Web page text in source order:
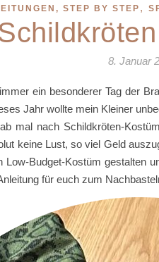
STEP BY STEP ,
8. Januar
ein besonderer Tag der
Jahr wollte mein Kleiner
mal nach Schildkröten-
keine Lust, so viel Geld
Low-Budget-Kostüm gestalten
für euch zum